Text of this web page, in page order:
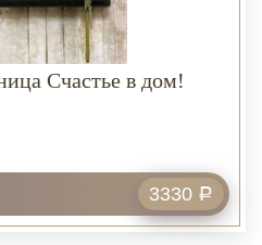
Счастье в дом!
3330 Р